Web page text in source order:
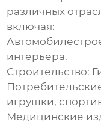
различных
включая:
интерьера.
Строительство:
игрушки,
Медицинские